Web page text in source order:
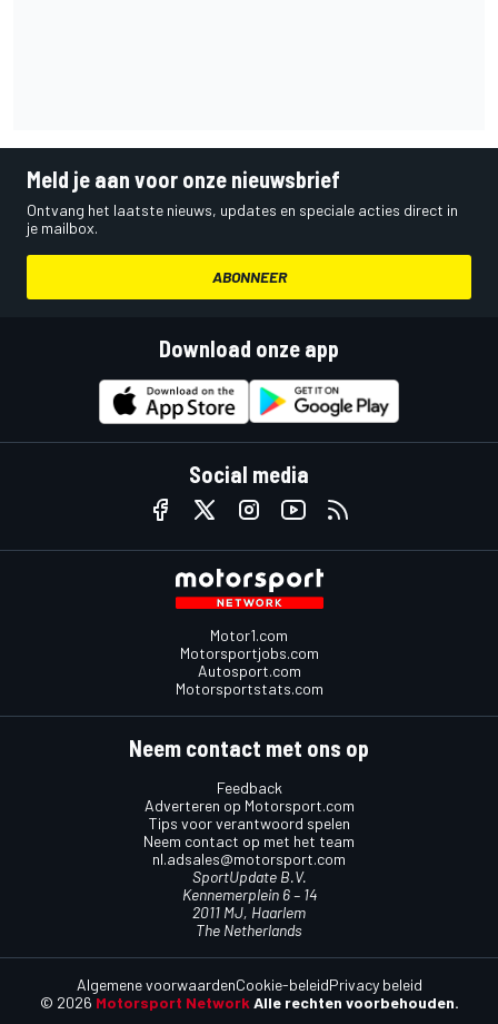
Meld je aan voor onze nieuwsbrief
Ontvang het laatste nieuws, updates en speciale acties direct in
je mailbox.
ABONNEER
Download onze app
Social media
Motor1.com
Motorsportjobs.com
Autosport.com
Motorsportstats.com
Neem contact met ons op
Feedback
Adverteren op Motorsport.com
Tips voor verantwoord spelen
Neem contact op met het team
nl.adsales@motorsport.com
SportUpdate B.V.
Kennemerplein 6 – 14
2011 MJ, Haarlem
The Netherlands
© 2026 Motorsport Network Alle rechten voorbehouden.
Algemene voorwaardenCookie-beleidPrivacy beleid